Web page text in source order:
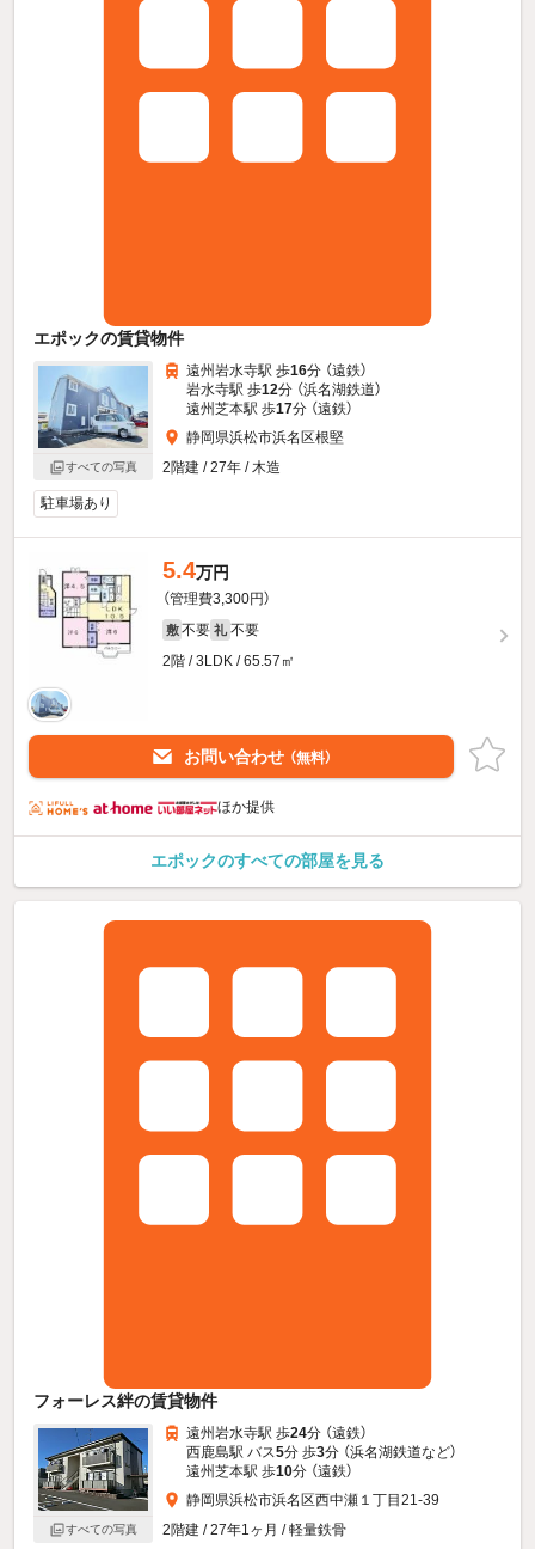
エポックの賃貸物件
すべての写真
遠州岩水寺駅 歩16分 （遠鉄）
岩水寺駅 歩12分 （浜名湖鉄道）
遠州芝本駅 歩17分 （遠鉄）
静岡県浜松市浜名区根堅
2階建 / 27年 / 木造
駐車場あり
5.4万円
（管理費3,300円）
敷 不要 礼 不要
2階 / 3LDK / 65.57㎡
お問い合わせ （無料）
ほか提供
エポックのすべての部屋を見る
フォーレス絆の賃貸物件
すべての写真
遠州岩水寺駅 歩24分 （遠鉄）
西鹿島駅 バス5分 歩3分 （浜名湖鉄道など）
遠州芝本駅 歩10分 （遠鉄）
静岡県浜松市浜名区西中瀬１丁目21-39
2階建 / 27年1ヶ月 / 軽量鉄骨